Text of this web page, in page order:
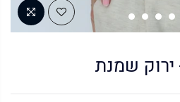
ירוק שמנת